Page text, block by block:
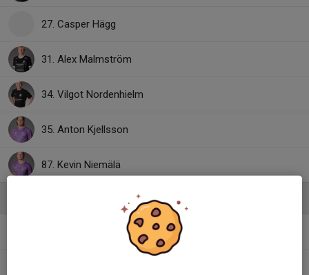
27. Casper Hägg
31. Alex Malmström
34. Vilgot Nordenhielm
35. Anton Kjellsson
87. Kevin Niemälä
Lagledare